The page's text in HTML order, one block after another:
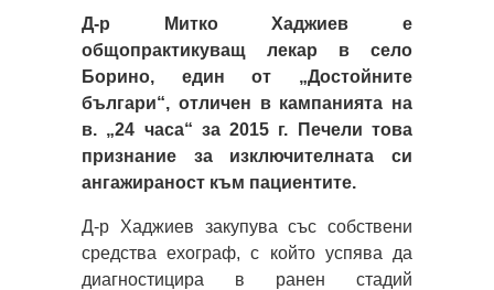
Д-р Митко Хаджиев е
общопрактикуващ лекар в село
Борино, един от „Достойните
българи“, отличен в кампанията на
в. „24 часа“ за 2015 г. Печели това
признание за изключителната си
ангажираност към пациентите.
Д-р Хаджиев закупува със собствени
средства ехограф, с който успява да
диагностицира в ранен стадий